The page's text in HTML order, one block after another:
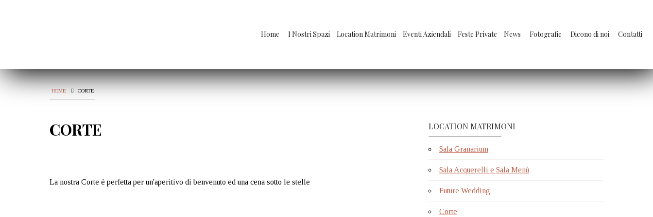
Home I Nostri Spazi Location Matrimoni Eventi Aziendali Feste Private News Fotografie Dicono di noi Contatti
HOME CORTE
CORTE
La nostra Corte è perfetta per un'aperitivo di benvenuto ed una cena sotto le stelle
LOCATION MATRIMONI
Sala Granarium
Sala Acquerelli e Sala Menù
Future Wedding
Corte